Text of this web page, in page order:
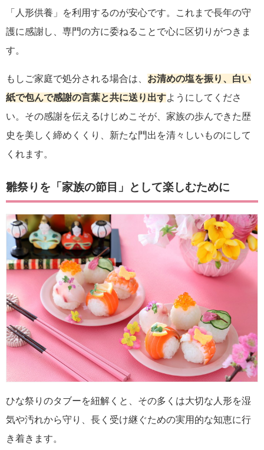
「人形供養」を利用するのが安心です。これまで長年の守
護に感謝し、専門の方に委ねることで心に区切りがつきま
す。
もしご家庭で処分される場合は、 お清めの塩を振り、白い
紙で包んで感謝の言葉と共に送り出すようにしてくださ
い。その感謝を伝えるけじめこそが、家族の歩んできた歴
史を美しく締めくくり、新たな門出を清々しいものにして
くれます。
雛祭りを「家族の節目」として楽しむために
ひな祭りのタブーを紐解くと、その多くは大切な人形を湿
気や汚れから守り、長く受け継ぐための実用的な知恵に行
き着きます。